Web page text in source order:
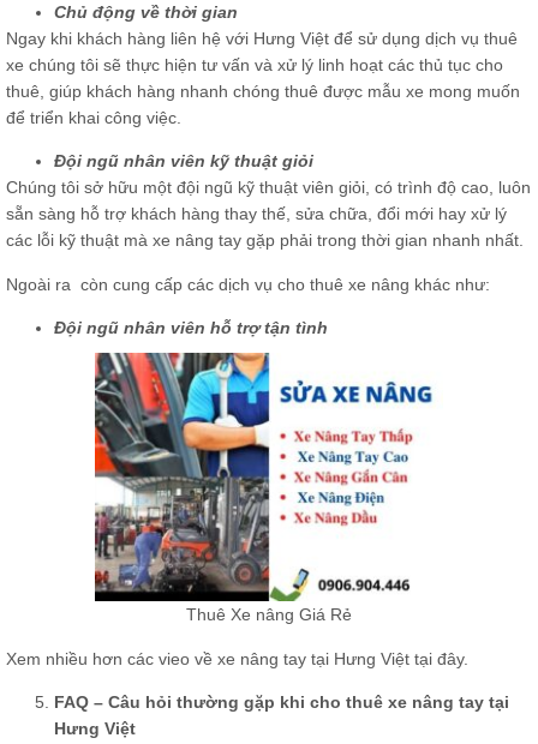
Chủ động về thời gian
Ngay khi khách hàng liên hệ với Hưng Việt để sử dụng dịch vụ thuê
xe chúng tôi sẽ thực hiện tư vấn và xử lý linh hoạt các thủ tục cho
thuê, giúp khách hàng nhanh chóng thuê được mẫu xe mong muốn
để triển khai công việc.
Đội ngũ nhân viên kỹ thuật giỏi
Chúng tôi sở hữu một đội ngũ kỹ thuật viên giỏi, có trình độ cao, luôn
sẵn sàng hỗ trợ khách hàng thay thế, sửa chữa, đổi mới hay xử lý
các lỗi kỹ thuật mà xe nâng tay gặp phải trong thời gian nhanh nhất.
Ngoài ra còn cung cấp các dịch vụ cho thuê xe nâng khác như:
Đội ngũ nhân viên hỗ trợ tận tình
Thuê Xe nâng Giá Rẻ
Xem nhiều hơn các vieo về xe nâng tay tại Hưng Việt tại đây.
FAQ – Câu hỏi thường gặp khi cho thuê xe nâng tay tại
Hưng Việt